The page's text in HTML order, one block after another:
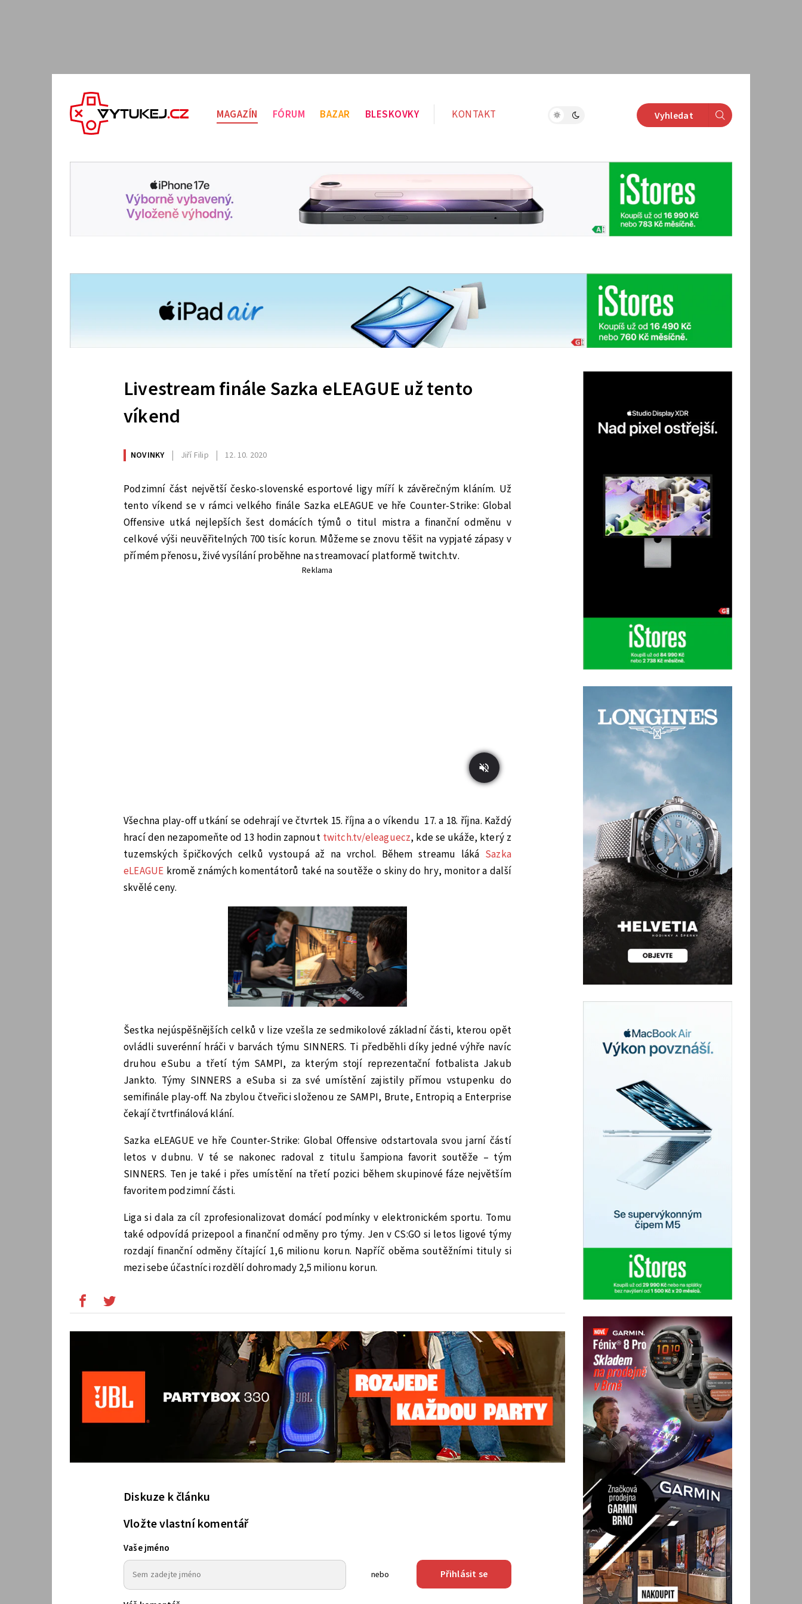
MAGAZÍN FÓRUM BAZAR BLESKOVKY KONTAKT Vyhledat
Livestream finále Sazka eLEAGUE už tento
víkend
NOVINKY Jiří Filip 12. 10. 2020
Podzimní část největší česko-slovenské esportové ligy míří k závěrečným kláním. Už
tento víkend se v rámci velkého finále Sazka eLEAGUE ve hře Counter-Strike: Global
Offensive utká nejlepších šest domácích týmů o titul mistra a finanční odměnu v
celkové výši neuvěřitelných 700 tisíc korun. Můžeme se znovu těšit na vypjaté zápasy v
přímém přenosu, živé vysílání proběhne na streamovací platformě twitch.tv.
Reklama
Všechna play-off utkání se odehrají ve čtvrtek 15. října a o víkendu 17. a 18. října. Každý
hrací den nezapomeňte od 13 hodin zapnout twitch.tv/eleaguecz, kde se ukáže, který z
tuzemských špičkových celků vystoupá až na vrchol. Během streamu láká Sazka
eLEAGUE kromě známých komentátorů také na soutěže o skiny do hry, monitor a další
skvělé ceny.
Šestka nejúspěšnějších celků v lize vzešla ze sedmikolové základní části, kterou opět
ovládli suverénní hráči v barvách týmu SINNERS. Ti předběhli díky jedné výhře navíc
druhou eSubu a třetí tým SAMPI, za kterým stojí reprezentační fotbalista Jakub
Jankto. Týmy SINNERS a eSuba si za své umístění zajistily přímou vstupenku do
semifinále play-off. Na zbylou čtveřici složenou ze SAMPI, Brute, Entropiq a Enterprise
čekají čtvrtfinálová klání.
Sazka eLEAGUE ve hře Counter-Strike: Global Offensive odstartovala svou jarní částí
letos v dubnu. V té se nakonec radoval z titulu šampiona favorit soutěže – tým
SINNERS. Ten je také i přes umístění na třetí pozici během skupinové fáze největším
favoritem podzimní části.
Liga si dala za cíl zprofesionalizovat domácí podmínky v elektronickém sportu. Tomu
také odpovídá prizepool a finanční odměny pro týmy. Jen v CS:GO si letos ligové týmy
rozdají finanční odměny čítající 1,6 milionu korun. Napříč oběma soutěžními tituly si
mezi sebe účastníci rozdělí dohromady 2,5 milionu korun.
Diskuze k článku
Vložte vlastní komentář
Vaše jméno
nebo Přihlásit se